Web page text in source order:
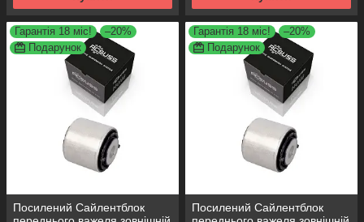
Гарантія 18 міс!
–20%
Подарунок
Посилений Сайлентблок
Гарантія 18 міс!
–20%
Подарунок
Посилений Сайлентблок